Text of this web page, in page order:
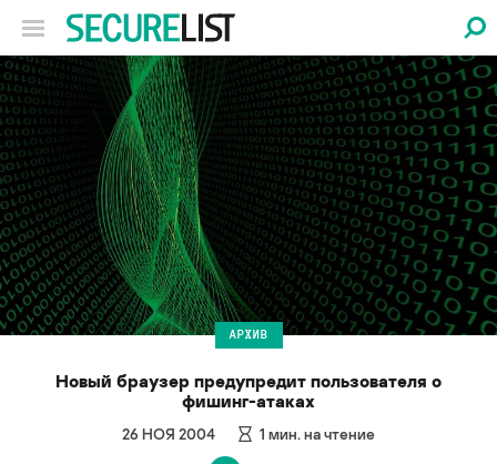
АРХИВ
Новый браузер предупредит пользователя о
фишинг-атаках
26 НОЯ 2004 1 мин. на чтение